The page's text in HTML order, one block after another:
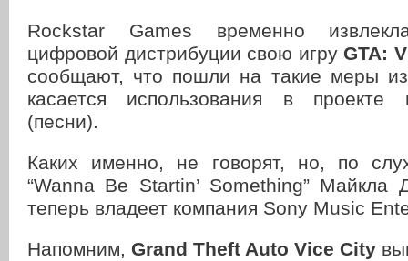
Rockstar Games временно
цифровой дистрибуции свою игру GTA:
сообщают, что пошли на такие меры
касается использования в проекте
(песни).
Каких именно, не говорят, но, по
“Wanna Be Startin’ Something” Майкла
теперь владеет компания Sony Music
Напомним, Grand Theft Auto Vice City